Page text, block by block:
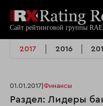
2017 2016
01.01.2017 Финансы
Раздел: Лидеры